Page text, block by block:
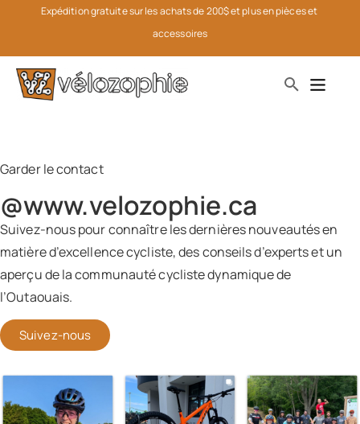
Expédition gratuite sur les achats de 200$ et plus en pièces et
accessoires
Garder le contact
@www.velozophie.ca​
Suivez-nous pour connaître les dernières nouveautés en
matière d’excellence cycliste, des conseils d’experts et un
aperçu de la communauté cycliste dynamique de
l’Outaouais.
Suivez-nous